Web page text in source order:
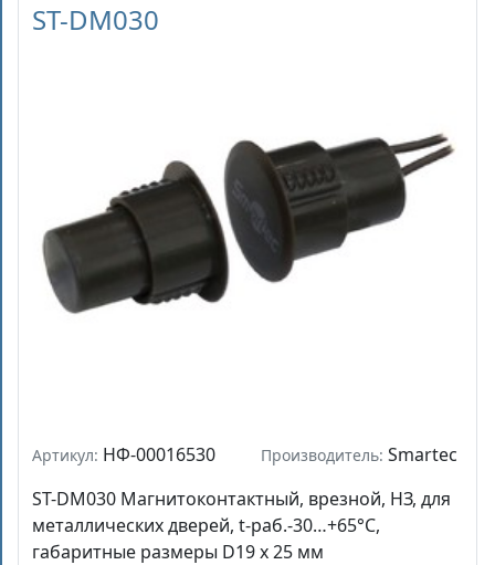
ST-DM030
Артикул: НФ-00016530 Производитель: Smartec
ST-DM030 Магнитоконтактный, врезной, НЗ, для
металлических дверей, t-раб.-30…+65°С,
габаритные размеры D19 х 25 мм